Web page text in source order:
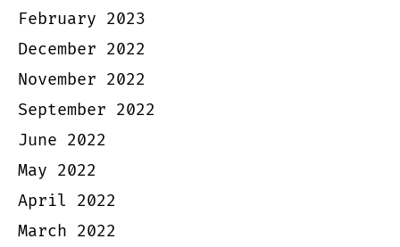
February 2023
December 2022
November 2022
September 2022
June 2022
May 2022
April 2022
March 2022